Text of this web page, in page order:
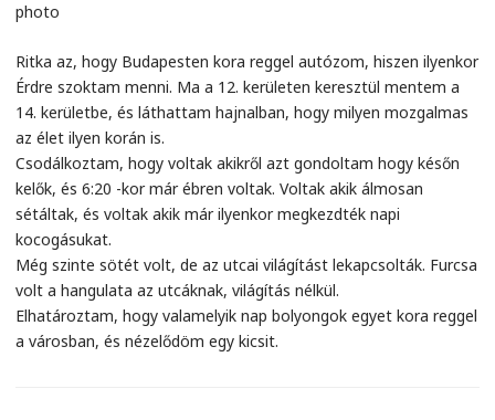
Ritka az, hogy Budapesten kora reggel autózom, hiszen ilyenkor
Érdre szoktam menni. Ma a 12. kerületen keresztül mentem a
14. kerületbe, és láthattam hajnalban, hogy milyen mozgalmas
az élet ilyen korán is.
Csodálkoztam, hogy voltak akikről azt gondoltam hogy későn
kelők, és 6:20 -kor már ébren voltak. Voltak akik álmosan
sétáltak, és voltak akik már ilyenkor megkezdték napi
kocogásukat.
Még szinte sötét volt, de az utcai világítást lekapcsolták. Furcsa
volt a hangulata az utcáknak, világítás nélkül.
Elhatároztam, hogy valamelyik nap bolyongok egyet kora reggel
a városban, és nézelődöm egy kicsit.